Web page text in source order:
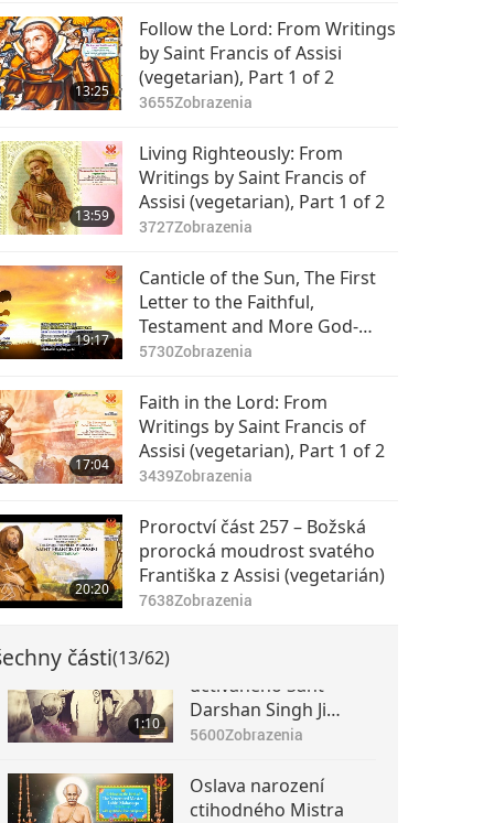
13:25
Follow the Lord: From Writings
by Saint Francis of Assisi
(vegetarian), Part 1 of 2
3655Zobrazenia
13:59
Living Righteously: From
Writings by Saint Francis of
Assisi (vegetarian), Part 1 of 2
3727Zobrazenia
19:17
Canticle of the Sun, The First
Letter to the Faithful,
Testament and More God-
inspired Writings by Saint
5730Zobrazenia
17:04
Faith in the Lord: From
Writings by Saint Francis of
Assisi (vegetarian), Part 1 of 2
3439Zobrazenia
20:20
Proroctví část 257 – Božská
prorocká moudrost svatého
Františka z Assisi (vegetarián)
7638Zobrazenia
části(13/62)
chválou.
0:32
Oslavujeme ctěného
proroka Eliáše
(vegetarián) s
vděčností, láskou a
6575Zobrazenia
0:29
Oslavujeme
uctívaného Mistra
Pythagora
(vegetarián) s
chválou
6302Zobrazenia
0:49
Oslavujeme uctívanou
svatou Marii
Magdalénu
(vegetariánka) s
chválou
6051Zobrazenia
0:53
Oslavujeme narození
uctívaného Velkého
Mistra Baba Sawan
Singh Ji (vegetarián) s
chválou
7524Zobrazenia
1:10
Oslavujeme narození
uctívaného Pána
Krišny (vegetarián) s
vděčností, láskou a
5921Zobrazenia
1:10
uctívaného Sant
Darshan Singh Ji
Maharaj (vegetarián)
chválou
5600Zobrazenia
Oslava narození
ctihodného Mistra